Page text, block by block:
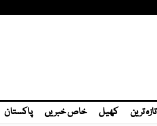
تازہ ترین کھیل خاص خبریں پاکستان